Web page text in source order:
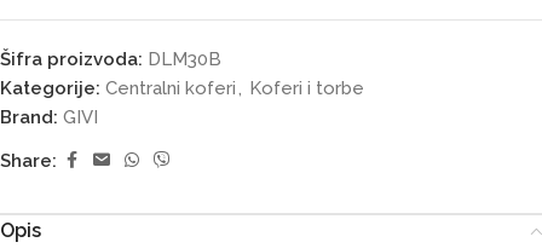
Šifra proizvoda: DLM30B
Kategorije: Centralni koferi, Koferi i torbe
Brand: GIVI
Share:
Opis